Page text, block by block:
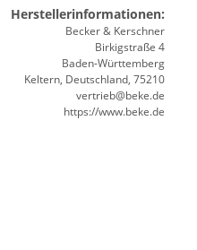
Herstellerinformationen:
Becker & Kerschner
Birkigstraße 4
Baden-Württemberg
Keltern, Deutschland, 75210
vertrieb@beke.de
https://www.beke.de